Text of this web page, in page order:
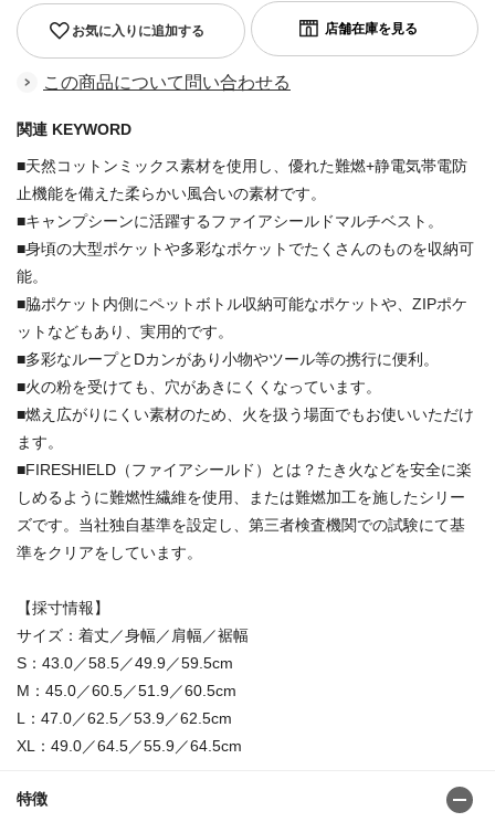
お気に入りに追加する
この商品について問い合わせる
関連 KEYWORD
■天然コットンミックス素材を使用し、優れた難燃+静電気帯電防
止機能を備えた柔らかい風合いの素材です。
■キャンプシーンに活躍するファイアシールドマルチベスト。
■身頃の大型ポケットや多彩なポケットでたくさんのものを収納可
能。
■脇ポケット内側にペットボトル収納可能なポケットや、ZIPポケ
ットなどもあり、実用的です。
■多彩なループとDカンがあり小物やツール等の携行に便利。
■火の粉を受けても、穴があきにくくなっています。
■燃え広がりにくい素材のため、火を扱う場面でもお使いいただけ
ます。
■FIRESHIELD（ファイアシールド）とは？たき火などを安全に楽
しめるように難燃性繊維を使用、または難燃加工を施したシリー
ズです。当社独自基準を設定し、第三者検査機関での試験にて基
準をクリアをしています。
【採寸情報】
サイズ：着丈／身幅／肩幅／裾幅
S：43.0／58.5／49.9／59.5cm
M：45.0／60.5／51.9／60.5cm
L：47.0／62.5／53.9／62.5cm
XL：49.0／64.5／55.9／64.5cm
特徴